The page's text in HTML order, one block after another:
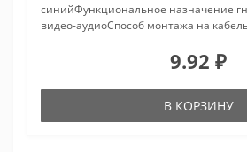
синийФункциональное назначение
видео-аудиоСпособ монтажа на
9.92 ₽
В КОРЗИНУ